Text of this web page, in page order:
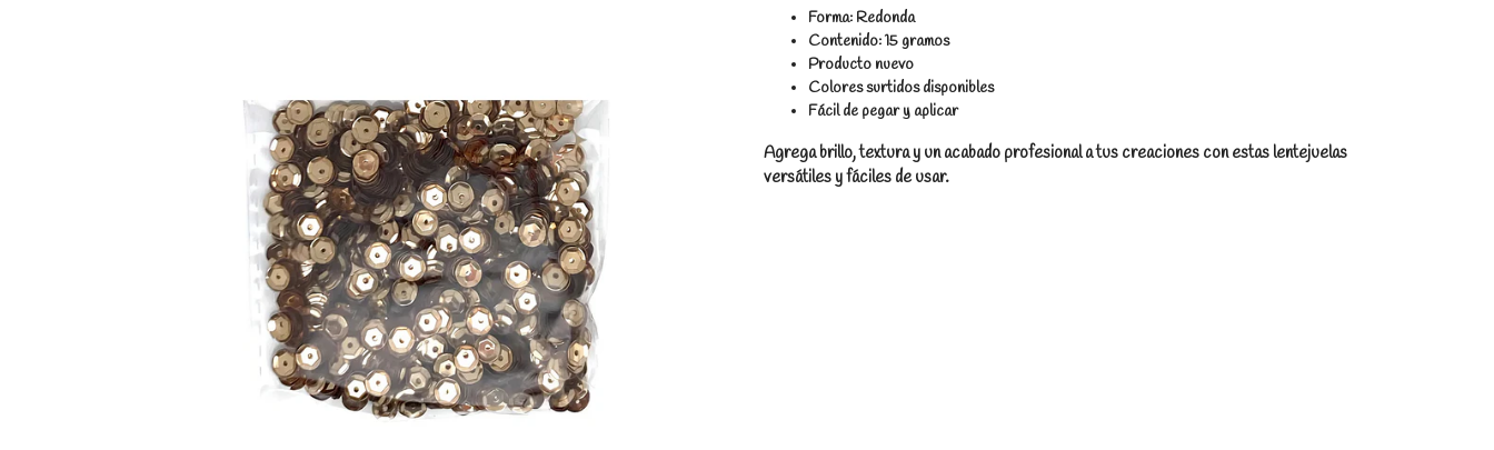
Forma: Redonda
Contenido: 15 gramos
Producto nuevo
Colores surtidos disponibles
Fácil de pegar y aplicar
Agrega brillo, textura y un acabado profesional a tus creaciones con estas lentejuelas
versátiles y fáciles de usar.